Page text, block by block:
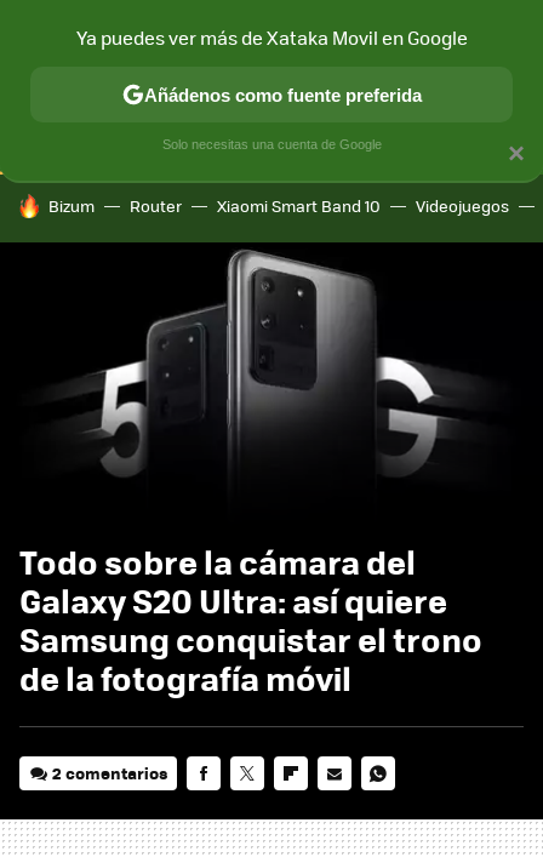
CONECTIVIDAD MÓVIL Y SOCIEDAD APLICACIONES
HOY SE HABLA DE
Bizum Router Xiaomi Smart Band 10 Videojuegos
Todo sobre la cámara del
Galaxy S20 Ultra: así quiere
Samsung conquistar el trono
de la fotografía móvil
2 comentarios
MAIL
×
Ya puedes ver más de Xataka Movil en Google
Añádenos como fuente preferida
Solo necesitas una cuenta de Google